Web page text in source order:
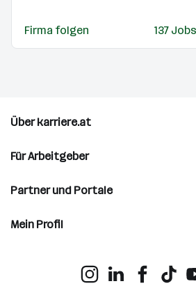
Firma folgen 137 Jobs
Über karriere.at
Für Arbeitgeber
Partner und Portale
Mein Profil